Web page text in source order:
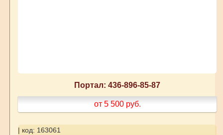
Портал: 436-896-85-87
от 5 500 руб.
| код: 163061